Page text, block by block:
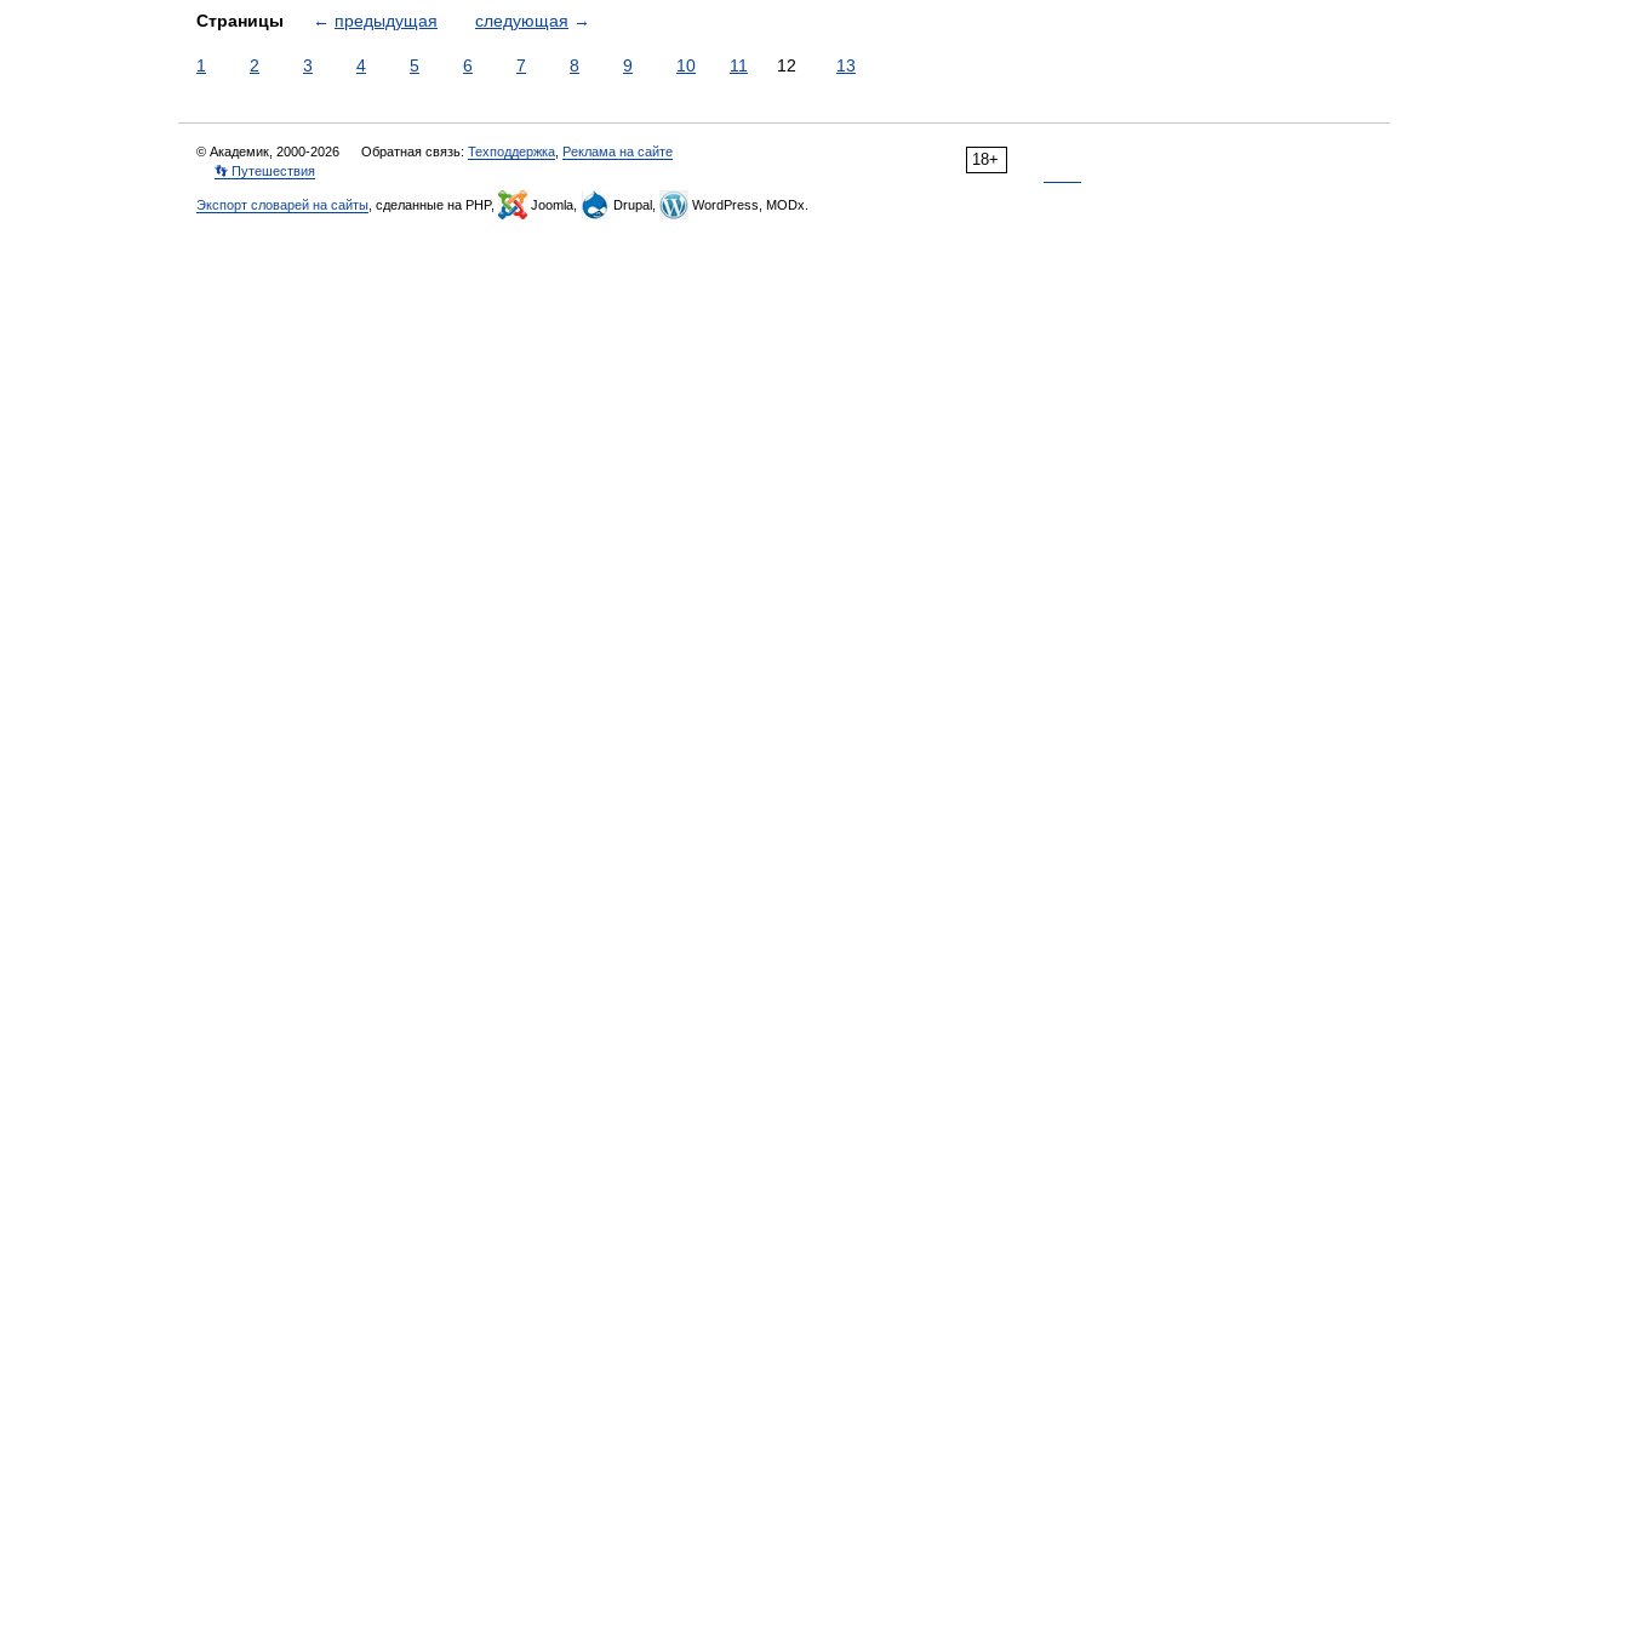
Страницы ← предыдущая следующая →
1 2 3 4 5 6 7 8 9 10 11 12 13
18+
© Академик, 2000-2026 Обратная связь: Техподдержка Реклама на сайте
👣 Путешествия
Экспорт словарей на сайты , сделанные на PHP, Joomla, Drupal, WordPress, MODx.